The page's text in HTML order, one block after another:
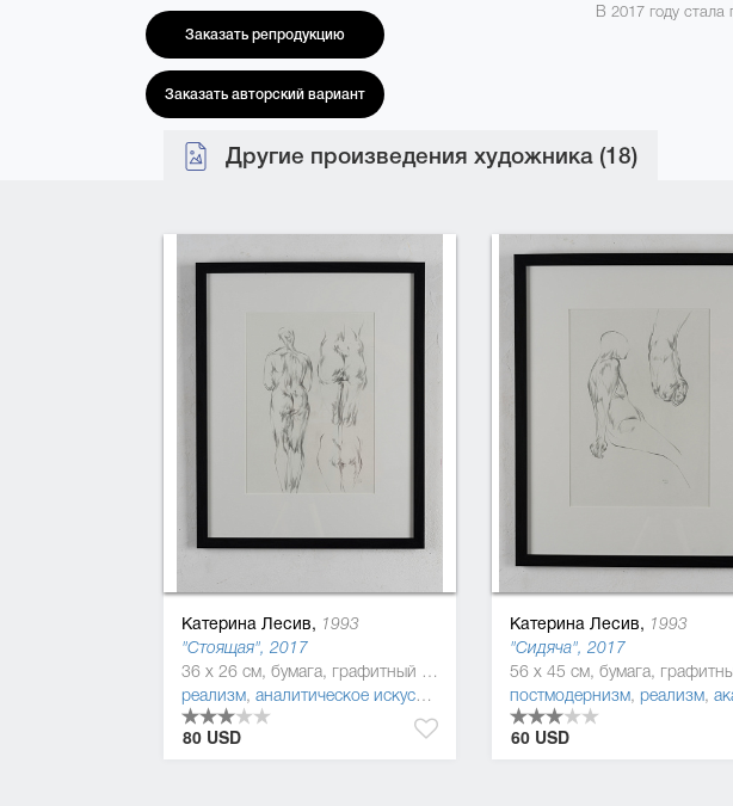
Заказать репродукцию
Заказать авторский вариант
В 2017 году
Другие произведения художника (18)
Катерина Лесив, 1993
"Стоящая", 2017
36 x 26 см, бумага, графитный карандаш
реализм, аналитическое искусство постмодернизм
80 USD
Катерина Лесив, 1993
"Сидяча", 2017
постмодернизм, реализм,
60 USD